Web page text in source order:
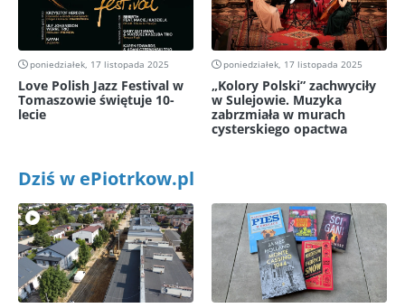
poniedziałek, 17 listopada 2025
Love Polish Jazz Festival w
Tomaszowie świętuje 10-
lecie
poniedziałek, 17 listopada 2025
„Kolory Polski” zachwyciły
w Sulejowie. Muzyka
zabrzmiała w murach
cysterskiego opactwa
Dziś w ePiotrkow.pl